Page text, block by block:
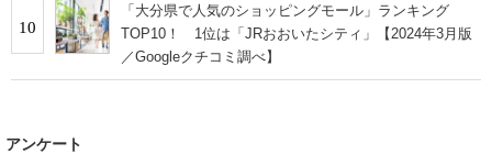
10
「大分県で人気のショッピングモール」ランキング
TOP10！ 1位は「JRおおいたシティ」【2024年3月版
／Googleクチコミ調べ】
アンケート